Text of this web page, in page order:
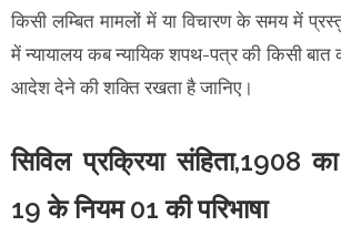
किसी लम्बित मामलों में या विचारण के समय में
में न्यायालय कब न्यायिक शपथ-पत्र की किसी
आदेश देने की शक्ति रखता है जानिए।
सिविल प्रक्रिया संहिता,1908
19 के नियम 01 की परिभाषा